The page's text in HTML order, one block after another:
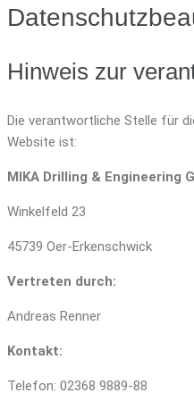
Hinweis zur
Die verantwortliche Stelle für
Website ist:
MIKA Drilling & Engineering
Winkelfeld 23
45739 Oer-Erkenschwick
Vertreten durch:
Andreas Renner
Kontakt:
Telefon: 02368 9889-88